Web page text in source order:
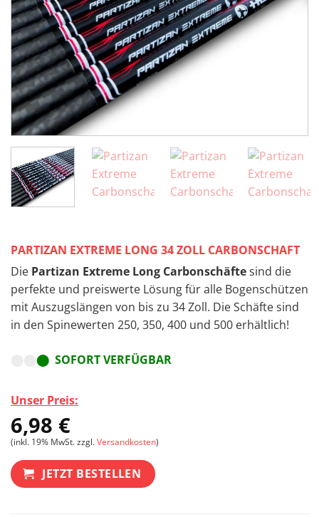
PARTIZAN EXTREME LONG 34 ZOLL CARBONSCHAFT
Die Partizan Extreme Long Carbonschäftesind die
perfekte und preiswerte Lösung für alle Bogenschützen
mit Auszugslängen von bis zu 34 Zoll. Die Schäfte sind
in den Spinewerten 250, 350, 400 und 500 erhältlich!
⬤ SOFORT VERFÜGBAR
Unser Preis:
6,98 €
(inkl. 19% MwSt. zzgl.Versandkosten)
JETZT BESTELLEN